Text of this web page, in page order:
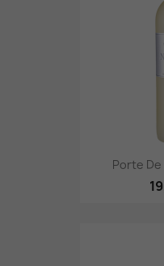
Porte De